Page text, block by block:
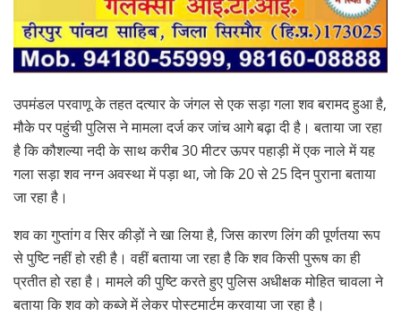
उपमंडल परवाणू के तहत दत्यार के जंगल से एक सड़ा गला शव बरामद हुआ है,
मौके पर पहुंची पुलिस ने मामला दर्ज कर जांच आगे बढ़ा दी है। बताया जा रहा
है कि कौशल्या नदी के साथ करीब 30 मीटर ऊपर पहाड़ी में एक नाले में यह
गला सड़ा शव नग्न अवस्था में पड़ा था, जो कि 20 से 25 दिन पुराना बताया
जा रहा है।
शव का गुप्तांग व सिर कीड़ों ने खा लिया है, जिस कारण लिंग की पूर्णतया रूप
से पुष्टि नहीं हो रही है। वहीं बताया जा रहा है कि शव किसी पुरूष का ही
प्रतीत हो रहा है। मामले की पुष्टि करते हुए पुलिस अधीक्षक मोहित चावला ने
बताया कि शव को कब्जे में लेकर पोस्टमार्टम करवाया जा रहा है।